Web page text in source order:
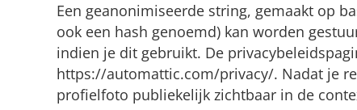
Een geanonimiseerde string, gemaakt op
ook een hash genoemd) kan worden
indien je dit gebruikt. De
https://automattic.com/privacy/. Nadat je
profielfoto publiekelijk zichtbaar in de